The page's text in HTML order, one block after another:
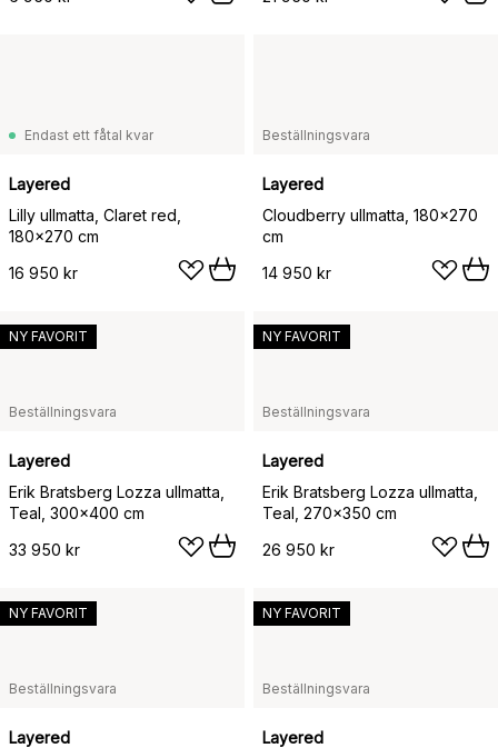
Endast ett fåtal kvar
Layered
Lilly ullmatta, Claret red,
180x270 cm
16 950 kr
Beställningsvara
Layered
Cloudberry ullmatta, 180x270
cm
14 950 kr
Beställningsvara
Layered
Erik Bratsberg Lozza ullmatta,
Teal, 300x400 cm
33 950 kr
NY FAVORIT
Beställningsvara
Layered
Erik Bratsberg Lozza ullmatta,
Teal, 270x350 cm
26 950 kr
NY FAVORIT
Beställningsvara
Layered
NY FAVORIT
Beställningsvara
Layered
NY FAVORIT